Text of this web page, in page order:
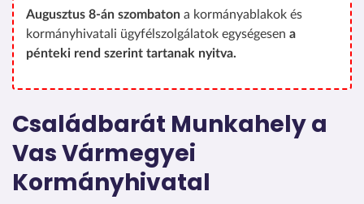
Augusztus 8-án szombaton a kormányablakok és
kormányhivatali ügyfélszolgálatok egységesen a
pénteki rend szerint tartanak nyitva.
Családbarát Munkahely a
Vas Vármegyei
Kormányhivatal